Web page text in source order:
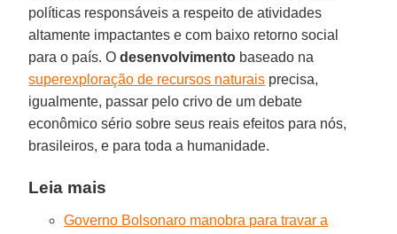
políticas responsáveis a respeito de atividades
altamente impactantes e com baixo retorno social
para o país. Odesenvolvimento baseado na
superexploração de recursos naturais precisa,
igualmente, passar pelo crivo de um debate
econômico sério sobre seus reais efeitos para nós,
brasileiros, e para toda a humanidade.
Leia mais
Governo Bolsonaro manobra para travar a